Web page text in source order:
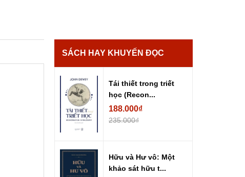
SÁCH HAY KHUYẾN ĐỌC
Tái thiết trong triết
học (Recon...
188.000₫
235.000₫
Hữu và Hư vô: Một
khảo sát hữu t...